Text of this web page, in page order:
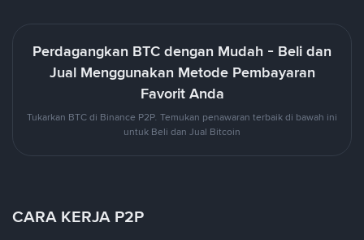
Perdagangkan BTC dengan Mudah - Beli dan
Jual Menggunakan Metode Pembayaran
Favorit Anda
Tukarkan BTC di Binance P2P. Temukan penawaran terbaik di bawah ini
untuk Beli dan Jual Bitcoin
CARA KERJA P2P